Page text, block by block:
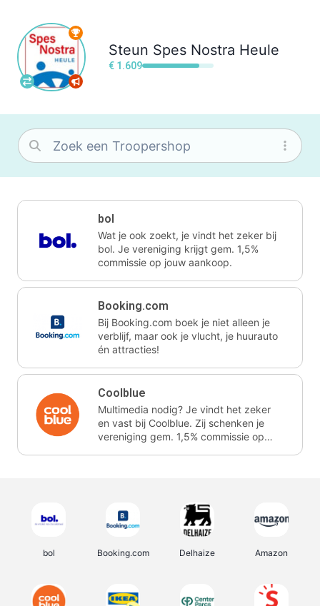
Steun Spes Nostra Heule
€ 1.609
bol
Wat je ook zoekt, je vindt het zeker bij
bol. Je vereniging krijgt gem. 1,5%
commissie op jouw aankoop.
Booking.com
Bij Booking.com boek je niet alleen je
verblijf, maar ook je vlucht, je huurauto
én attracties!
Coolblue
Multimedia nodig? Je vindt het zeker
en vast bij Coolblue. Zij schenken je
vereniging gem. 1,5% commissie op
bol Booking.com Delhaize Amazon